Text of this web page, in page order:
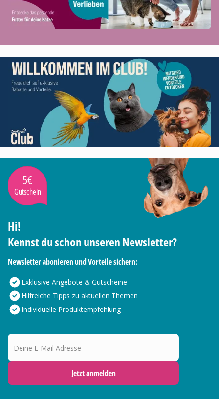
5€
Gutschein
Hi!
Kennst du schon unseren Newsletter?
Newsletter abonieren und Vorteile sichern:
Exklusive Angebote & Gutscheine
Hilfreiche Tipps zu aktuellen Themen
Individuelle Produktempfehlung
Deine E-Mail Adresse
Jetzt anmelden